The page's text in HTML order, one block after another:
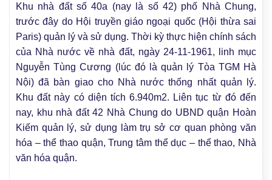
Khu nhà đất số 40a (nay là số 42) phố Nhà Chung,
trước đây do Hội truyền giáo ngoại quốc (Hội thừa sai
Paris) quản lý và sử dụng. Thời kỳ thực hiện chính sách
của Nhà nước về nhà đất, ngày 24-11-1961, linh mục
Nguyễn Tùng Cương (lúc đó là quản lý Tòa TGM Hà
Nội) đã bàn giao cho Nhà nước thống nhất quản lý.
Khu đất này có diện tích 6.940m2. Liên tục từ đó đến
nay, khu nhà đất 42 Nhà Chung do UBND quận Hoàn
Kiếm quản lý, sử dụng làm trụ sở cơ quan phòng văn
hóa – thể thao quận, Trung tâm thể dục – thể thao, Nhà
văn hóa quận.